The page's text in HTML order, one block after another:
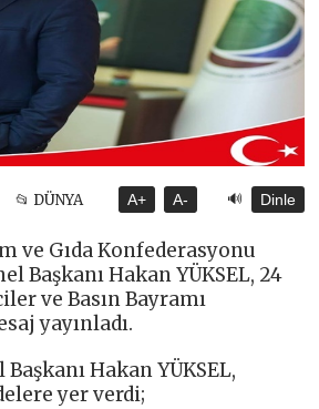
📂 DÜNYA A+ A- 🔊 Dinle
ve Gıda Konfederasyonu
Başkanı Hakan YÜKSEL, 24
ve Basın Bayramı
yayınladı.
Hakan YÜKSEL,
yer verdi;